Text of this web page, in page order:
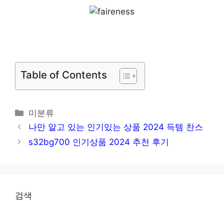
Table of Contents
카
테
고
미분류
나만 알고 있는 인기있는 상품 2024 득템 찬스
s32bg700 인기상품 2024 추천 후기
검색